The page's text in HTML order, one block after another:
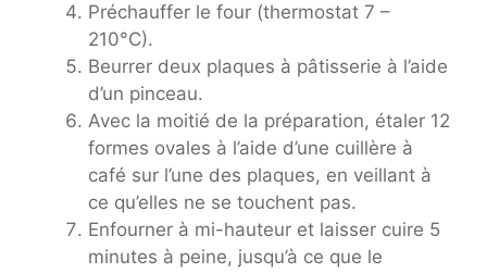
Préchauffer le four (thermostat 7 –
210°C).
Beurrer deux plaques à pâtisserie à l’aide
d’un pinceau.
Avec la moitié de la préparation, étaler 12
formes ovales à l’aide d’une cuillère à
café sur l’une des plaques, en veillant à
ce qu’elles ne se touchent pas.
Enfourner à mi-hauteur et laisser cuire 5
minutes à peine, jusqu’à ce que le